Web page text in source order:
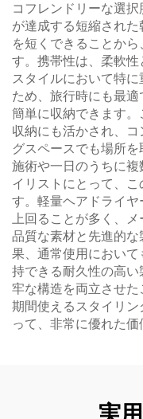
コフレンドリーな選
が達成する短縮され
を短くできることか
す。携帯性は、柔軟
スタイルにおいて特
ため、旅行時にも最
簡単に収納できます
収納にも活かされ、
グスペースでも場所
施術や一日のうちに
イリストにとって、
す。軽量ヘアドライ
上回ることが多く、
品質な素材と先進的
果、通常使用におい
持できる耐久性の高
牢な構造を両立させ
期間使えるスタイリ
って、非常に優れた価
実